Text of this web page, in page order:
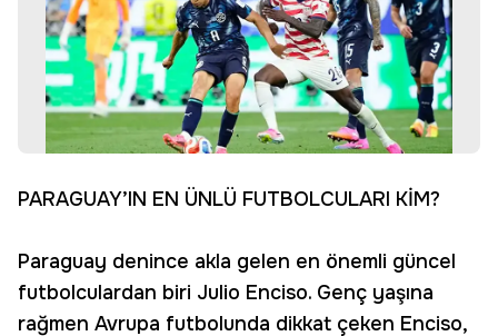
PARAGUAY’IN EN ÜNLÜ FUTBOLCULARI KİM?
Paraguay denince akla gelen en önemli güncel
futbolculardan biri Julio Enciso. Genç yaşına
rağmen Avrupa futbolunda dikkat çeken Enciso,